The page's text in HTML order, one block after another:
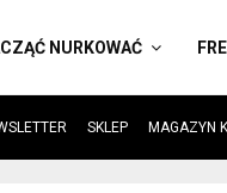
NURKOWAĆ
SKLEP MAGAZYN